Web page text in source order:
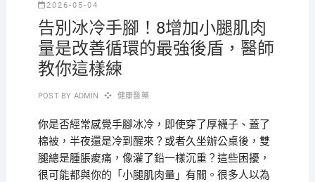
2026-05-04
告別冰冷手腳！8增加小腿肌肉
量是改善循環的最強後盾，醫師
教你這樣練
POST BY ADMIN 健康醫藥
你是否經常感覺手腳冰冷，即使穿了厚襪子、蓋了
棉被，半夜還是冷到醒來？或者久坐辦公桌後，雙
腿總是腫脹痠痛，像灌了鉛一樣沉重？這些困擾，
很可能都與你的「小腿肌肉量」有關。很多人以為